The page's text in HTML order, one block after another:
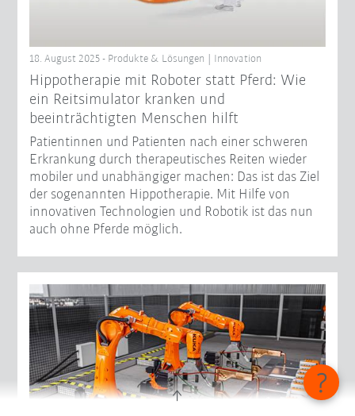
18. August 2025 - Produkte & Lösungen | Innovation
Hippotherapie mit Roboter statt Pferd: Wie
ein Reitsimulator kranken und
beeinträchtigten Menschen hilft
Patientinnen und Patienten nach einer schweren
Erkrankung durch therapeutisches Reiten wieder
mobiler und unabhängiger machen: Das ist das Ziel
der sogenannten Hippotherapie. Mit Hilfe von
innovativen Technologien und Robotik ist das nun
auch ohne Pferde möglich.